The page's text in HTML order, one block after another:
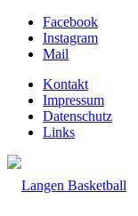
Facebook
Instagram
Mail
Kontakt
Impressum
Datenschutz
Links